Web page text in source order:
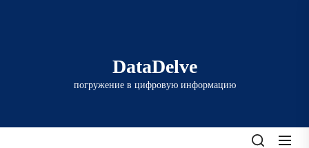
DataDelve
погружение в цифровую информацию